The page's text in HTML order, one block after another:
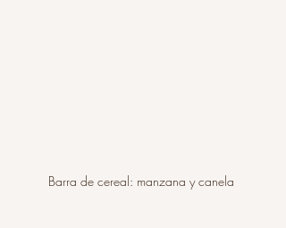
Barra de cereal: manzana y canela